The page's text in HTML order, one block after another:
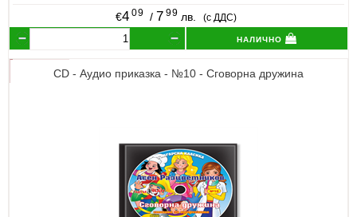
€4 09 / 7 99 лв. (с ДДС)
налично
CD - Аудио приказка - №10 - Сговорна дружина